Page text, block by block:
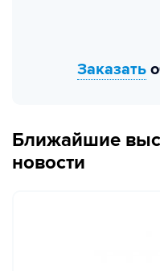
Заказать
Ближайшие
новости